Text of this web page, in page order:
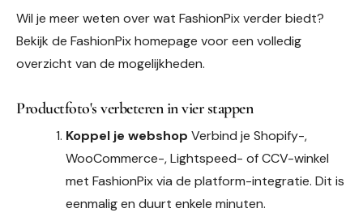
Wil je meer weten over wat FashionPix verder biedt?
Bekijk de FashionPix homepage voor een volledig
overzicht van de mogelijkheden.
Productfoto's verbeteren in vier stappen
Koppel je webshop Verbind je Shopify-,
WooCommerce-, Lightspeed- of CCV-winkel
met FashionPix via de platform-integratie. Dit is
eenmalig en duurt enkele minuten.